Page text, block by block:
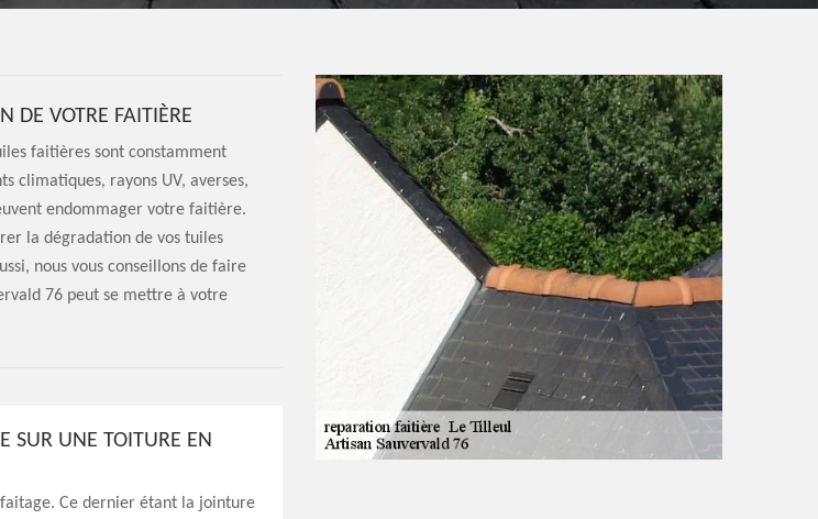
DE VOTRE FAITIÈRE
faitières sont constamment
climatiques, rayons UV, averses,
endommager votre faitière.
la dégradation de vos tuiles
nous vous conseillons de faire
76 peut se mettre à votre
SUR UNE TOITURE EN
Ce dernier étant la jointure